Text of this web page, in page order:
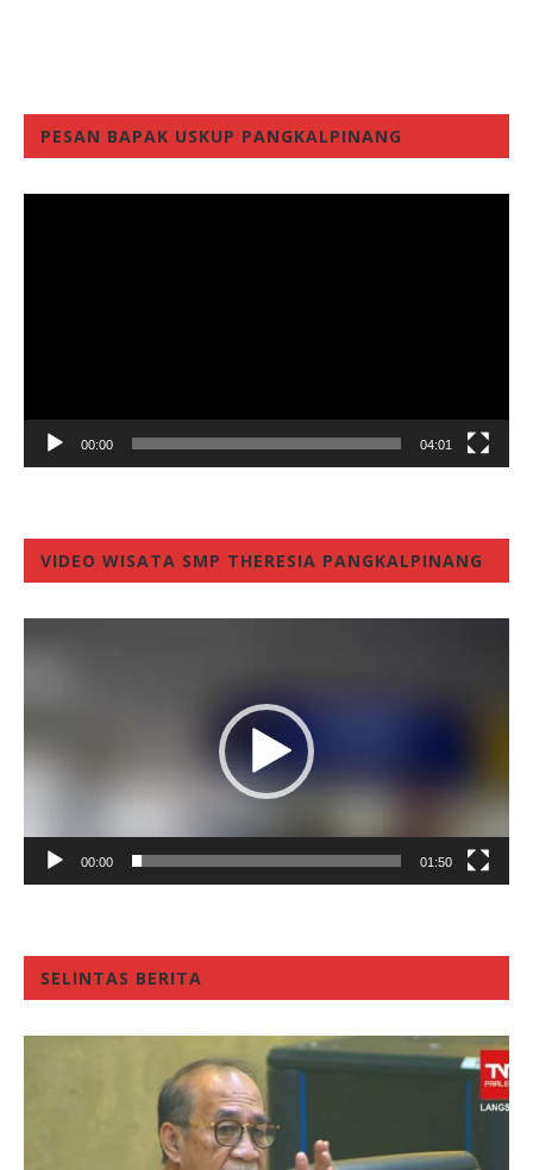
PESAN BAPAK USKUP PANGKALPINANG
00:00 04:01
VIDEO WISATA SMP THERESIA PANGKALPINANG
00:00 01:50
SELINTAS BERITA